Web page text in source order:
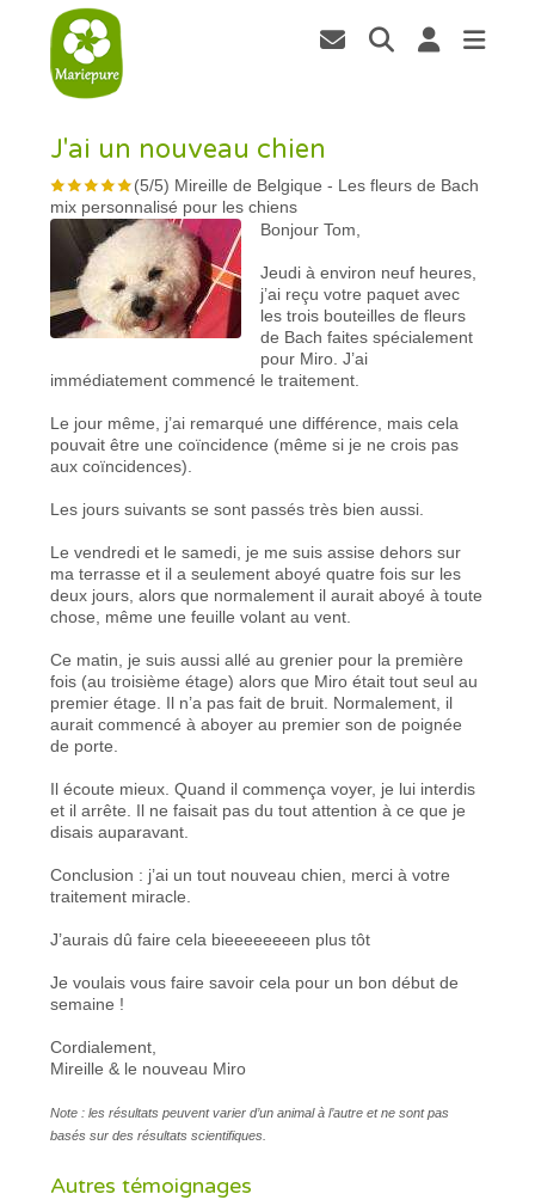
J'ai un nouveau chien
(5/5) Mireille de Belgique - Les fleurs de Bach
mix personnalisé pour les chiens
Bonjour Tom,
Jeudi à environ neuf heures,
j’ai reçu votre paquet avec
les trois bouteilles de fleurs
de Bach faites spécialement
pour Miro. J’ai
immédiatement commencé le traitement.
Le jour même, j’ai remarqué une différence, mais cela
pouvait être une coïncidence (même si je ne crois pas
aux coïncidences).
Les jours suivants se sont passés très bien aussi.
Le vendredi et le samedi, je me suis assise dehors sur
ma terrasse et il a seulement aboyé quatre fois sur les
deux jours, alors que normalement il aurait aboyé à toute
chose, même une feuille volant au vent.
Ce matin, je suis aussi allé au grenier pour la première
fois (au troisième étage) alors que Miro était tout seul au
premier étage. Il n’a pas fait de bruit. Normalement, il
aurait commencé à aboyer au premier son de poignée
de porte.
Il écoute mieux. Quand il commença voyer, je lui interdis
et il arrête. Il ne faisait pas du tout attention à ce que je
disais auparavant.
Conclusion : j’ai un tout nouveau chien, merci à votre
traitement miracle.
J’aurais dû faire cela bieeeeeeeen plus tôt
Je voulais vous faire savoir cela pour un bon début de
semaine !
Cordialement,
Mireille & le nouveau Miro
Note : les résultats peuvent varier d’un animal à l’autre et ne sont pas
basés sur des résultats scientifiques.
Autres témoignages